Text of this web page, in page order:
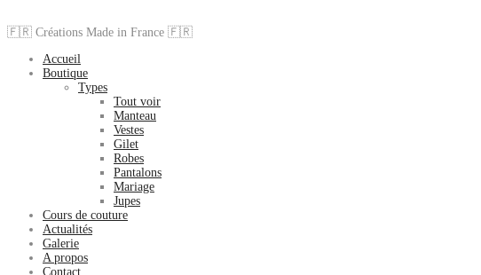
🇫🇷 Créations Made in France 🇫🇷
Accueil
Boutique
Types
Tout voir
Manteau
Vestes
Gilet
Robes
Pantalons
Mariage
Jupes
Cours de couture
Actualités
Galerie
A propos
Contact